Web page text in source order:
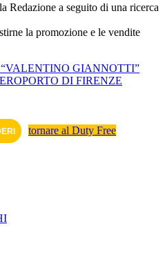
Redazione a seguito di una ricerca
la promozione e le vendite
“VALENTINO GIANNOTTI”
DI FI­RENZE
tornare al Duty Free